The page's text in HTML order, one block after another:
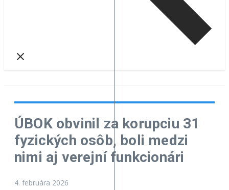
ÚBOK obvinil za korupciu 31
fyzických osôb, boli medzi
nimi aj verejní funkcionári
4. februára 2026